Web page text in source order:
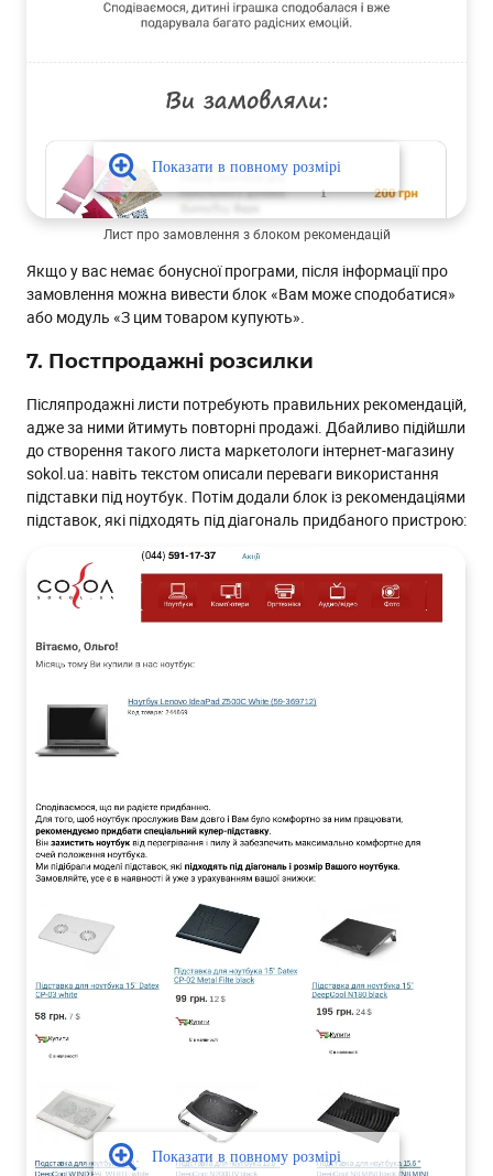
Лист про замовлення з блоком рекомендацій
Якщо у вас немає бонусної програми, після інформації про
замовлення можна вивести блок «Вам може сподобатися»
або модуль «З цим товаром купують».
7. Постпродажні розсилки
Післяпродажні листи потребують правильних рекомендацій,
адже за ними йтимуть повторні продажі. Дбайливо підійшли
до створення такого листа маркетологи інтернет-магазину
sokol.ua: навіть текстом описали переваги використання
підставки під ноутбук. Потім додали блок із рекомендаціями
підставок, які підходять під діагональ придбаного пристрою: